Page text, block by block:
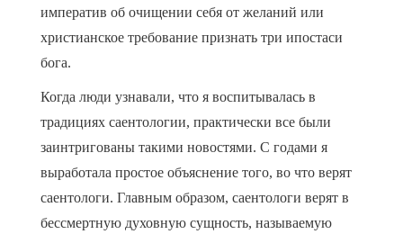
императив об очищении себя от желаний или
христианское требование признать три ипостаси
бога.
Когда люди узнавали, что я воспитывалась в
традициях саентологии, практически все были
заинтригованы такими новостями. С годами я
выработала простое объяснение того, во что верят
саентологи. Главным образом, саентологи верят в
бессмертную духовную сущность, называемую